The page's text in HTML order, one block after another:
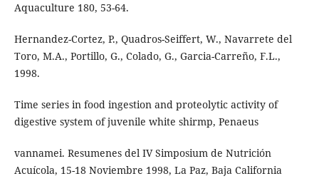
Aquaculture 180, 53-64.
Hernandez-Cortez, P., Quadros-Seiffert, W., Navarrete del
Toro, M.A., Portillo, G., Colado, G., Garcia-Carreño, F.L.,
1998.
Time series in food ingestion and proteolytic activity of
digestive system of juvenile white shirmp, Penaeus
vannamei. Resumenes del IV Simposium de Nutrición
Acuícola, 15-18 Noviembre 1998, La Paz, Baja California